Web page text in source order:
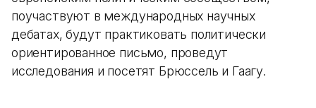
поучаствуют в международных научных
дебатах, будут практиковать политически
ориентированное письмо, проведут
исследования и посетят Брюссель и Гаагу.